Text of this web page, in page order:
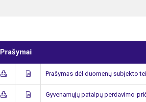
Prašymai
Prašymas dėl duomenų subjekto
Gyvenamųjų patalpų perdavimo-